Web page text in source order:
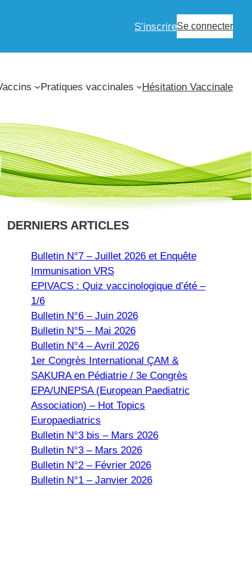
S’inscrireSe connecter
Pratiques vaccinales Hésitation Vaccinale
DERNIERS ARTICLES
Bulletin N°7 – Juillet 2026 et Enquête
Immunisation VRS
EPIVACS : Quiz vaccinologique d’été –
1/6
Bulletin N°6 – Juin 2026
Bulletin N°5 – Mai 2026
Bulletin N°4 – Avril 2026
1er Congrès International ÇAM &
SAKURA en Pédiatrie / 3e Congrès
EPA/UNEPSA (European Paediatric
Association) – Hot Topics
Europaediatrics
Bulletin N°3 bis – Mars 2026
Bulletin N°3 – Mars 2026
Bulletin N°2 – Février 2026
Bulletin N°1 – Janvier 2026